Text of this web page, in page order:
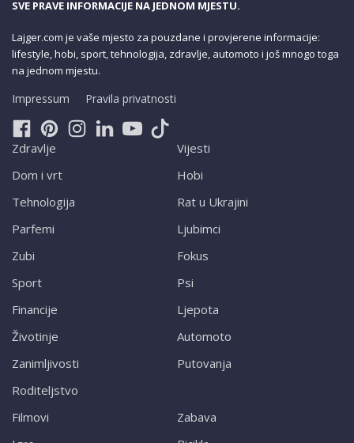
SVE PRAVE INFORMACIJE NA JEDNOM MJESTU.
Lajger.com je vaše mjesto za pouzdane i provjerene informacije:
lifestyle, hobi, sport, tehnologija, zdravlje, automoto i još mnogo toga
na jednom mjestu.
Impressum Pravila privatnosti
Zdravlje
Dom i vrt
Tehnologija
Parfemi
Zubi
Sport
Financije
Životinje
Zanimljivosti
Roditeljstvo
Vijesti
Hobi
Rat u Ukrajini
Ljubimci
Fokus
Psi
Ljepota
Automoto
Putovanja
Filmovi
Zabava